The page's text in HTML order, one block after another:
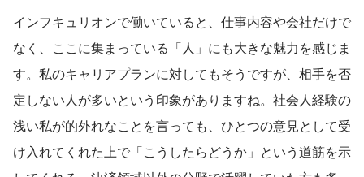
インフキュリオンで働いていると、仕事内容や会社だけで
なく、ここに集まっている「人」にも大きな魅力を感じま
す。私のキャリアプランに対してもそうですが、相手を否
定しない人が多いという印象がありますね。社会人経験の
浅い私が的外れなことを言っても、ひとつの意見として受
け入れてくれた上で「こうしたらどうか」という道筋を示